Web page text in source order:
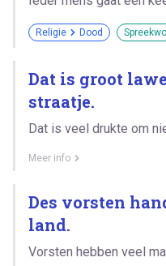
Religie Dood
Dat is groot
straatje.
Dat is veel drukte om
Meer info
Des vorsten
land.
Vorsten hebben veel